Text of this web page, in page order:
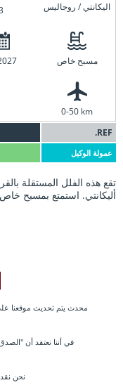
اليكانتي / روجاليس
مسبح خاص
0-50 km
REF.
عمولة الوكيل
تقع هذه الفلل المستقلة
أليكانتي. استمتع بمسبح
محدث يتم تحديث موقعنا
في أننا نعتقد أن
نحن